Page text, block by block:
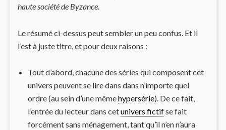
haute société de Byzance.
Le résumé ci-dessus peut sembler un peu confus. Et il
l’est à juste titre, et pour deux raisons :
Tout d’abord, chacune des séries qui composent cet
univers peuvent se lire dans dans n’importe quel
ordre (au sein d’une mêmehypersérie). De ce fait,
l’entrée du lecteur dans cetunivers fictifse fait
forcément sans ménagement, tant qu’il n’en n’aura